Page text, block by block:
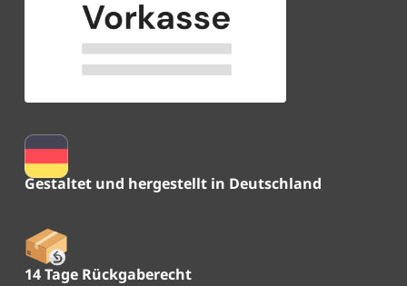
Gestaltet und hergestellt in Deutschland
14 Tage Rückgaberecht